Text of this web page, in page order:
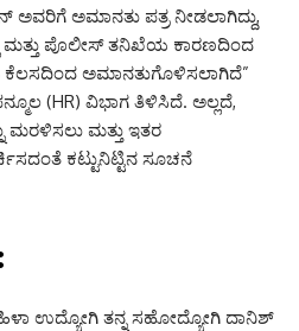
ಅಮಾನತು ಪತ್ರ ನೀಡಲಾಗಿದ್ದು,
ಪೊಲೀಸ್ ತನಿಖೆಯ ಕಾರಣದಿಂದ
ಕೆಲಸದಿಂದ ಅಮಾನತುಗೊಳಿಸಲಾಗಿದೆ”
(HR) ವಿಭಾಗ ತಿಳಿಸಿದೆ. ಅಲ್ಲದೆ,
ಮರಳಿಸಲು ಮತ್ತು ಇತರ
ಕಟ್ಟುನಿಟ್ಟಿನ ಸೂಚನೆ
ಉದ್ಯೋಗಿ ತನ್ನ ಸಹೋದ್ಯೋಗಿ ದಾನಿಶ್